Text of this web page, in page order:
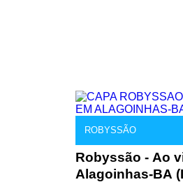
ROBYSSÃO
Robyssão - Ao
Alagoinhas-BA